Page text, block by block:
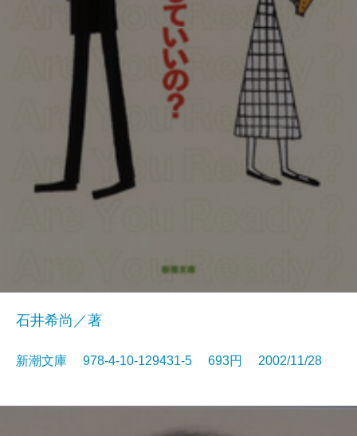
石井希尚／著
新潮文庫 978-4-10-129431-5 693円 2002/11/28